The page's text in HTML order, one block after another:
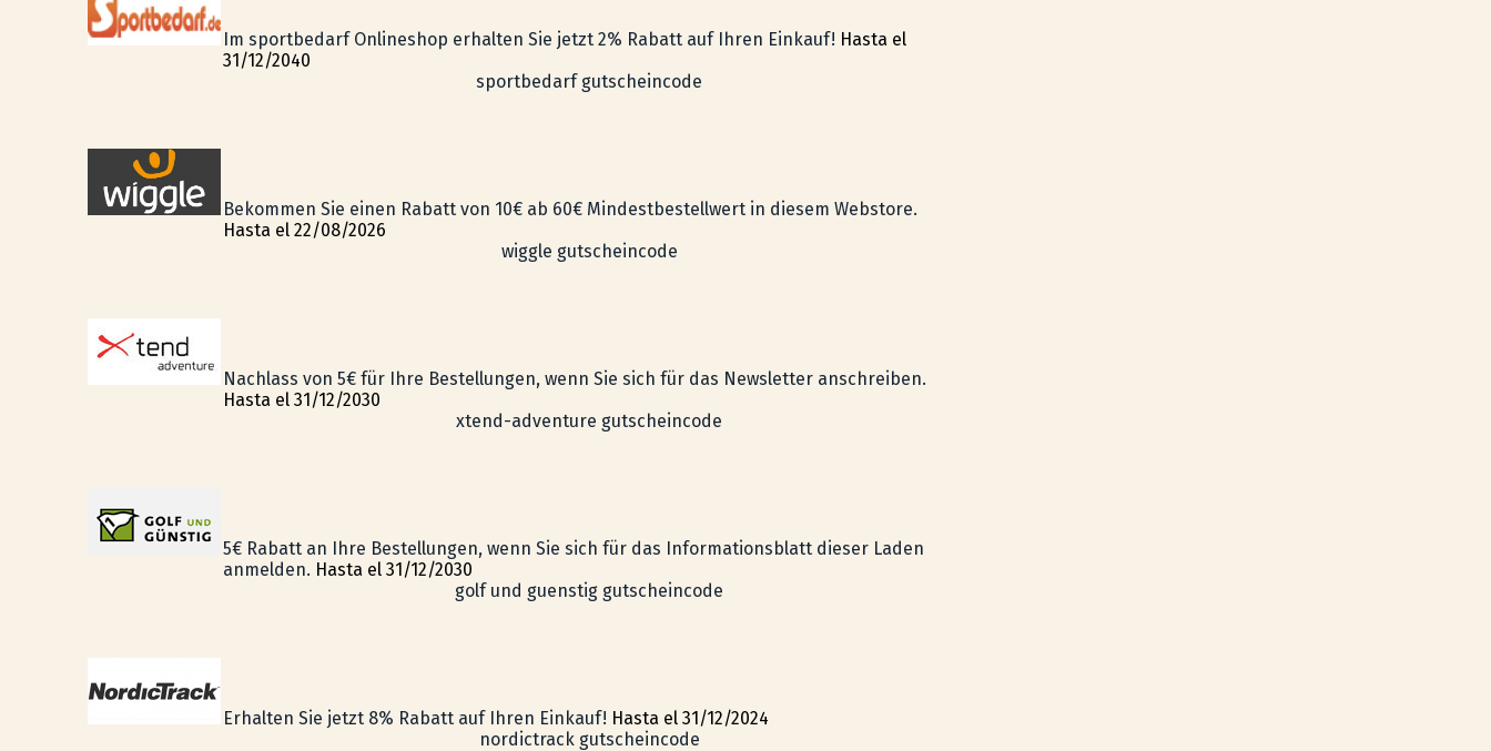
Im sportbedarf Onlineshop erhalten Sie jetzt 2% Rabatt auf Ihren Einkauf! Hasta el
31/12/2040
sportbedarf gutscheincode
Bekommen Sie einen Rabatt von 10€ ab 60€ Mindestbestellwert in diesem Webstore.
Hasta el 22/08/2026
wiggle gutscheincode
Nachlass von 5€ für Ihre Bestellungen, wenn Sie sich für das Newsletter anschreiben.
Hasta el 31/12/2030
xtend-adventure gutscheincode
5€ Rabatt an Ihre Bestellungen, wenn Sie sich für das Informationsblatt dieser Laden
anmelden. Hasta el 31/12/2030
golf und guenstig gutscheincode
Erhalten Sie jetzt 8% Rabatt auf Ihren Einkauf! Hasta el 31/12/2024
nordictrack gutscheincode